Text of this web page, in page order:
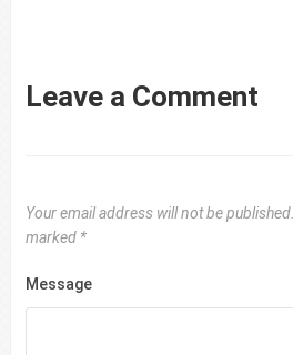
Leave a Comment
Your email address will not be published.
marked *
Message